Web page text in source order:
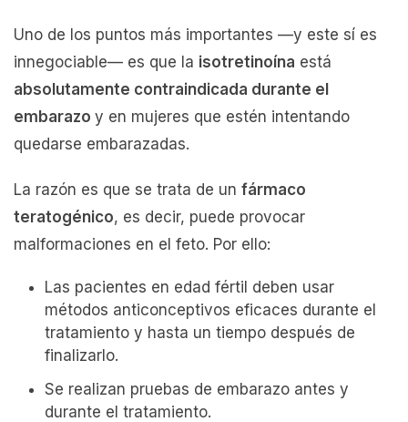
Uno de los puntos más importantes —y este sí es
innegociable— es que la isotretinoína está
absolutamente contraindicada durante el
embarazo y en mujeres que estén intentando
quedarse embarazadas.
La razón es que se trata de un fármaco
teratogénico, es decir, puede provocar
malformaciones en el feto. Por ello:
Las pacientes en edad fértil deben usar
métodos anticonceptivos eficaces durante el
tratamiento y hasta un tiempo después de
finalizarlo.
Se realizan pruebas de embarazo antes y
durante el tratamiento.